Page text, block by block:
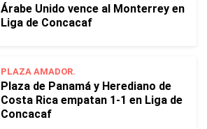
Árabe Unido vence al Monterrey en
Liga de Concacaf
PLAZA AMADOR.
Plaza de Panamá y Herediano de
Costa Rica empatan 1-1 en Liga de
Concacaf